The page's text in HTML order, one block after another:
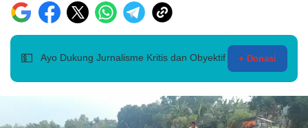
💵 Ayo Dukung Jurnalisme Kritis dan Obyektif + Donasi